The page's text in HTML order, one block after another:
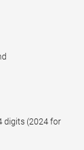
digits (2024 for